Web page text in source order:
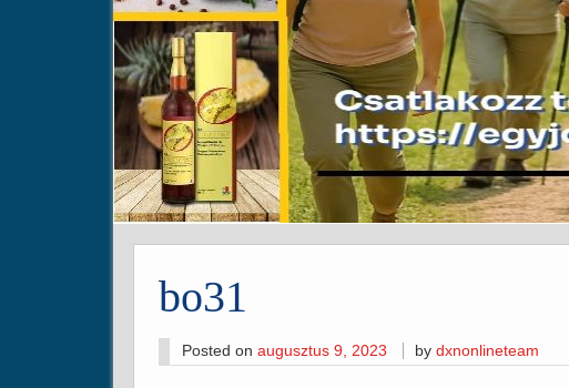
bo31
Posted on augusztus 9, 2023 bydxnonlineteam